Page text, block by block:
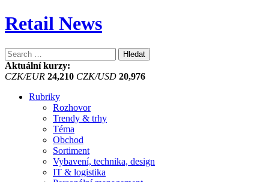
Retail News
Vyhledávání
Aktuální kurzy:
CZK/EUR 24,210 CZK/USD 20,976
Rubriky
Rozhovor
Trendy & trhy
Téma
Obchod
Sortiment
Vybavení, technika, design
IT & logistika